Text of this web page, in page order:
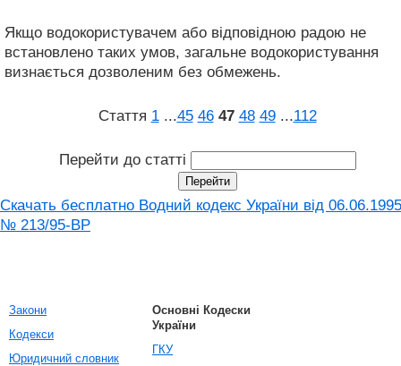
Якщо водокористувачем або відповідною радою не
встановлено таких умов, загальне водокористування
визнається дозволеним без обмежень.
Стаття 1 ...45 46 47 48 49 ...112
Перейти до статті
Скачать бесплатно Водний кодекс України від 06.06.1995
№ 213/95-ВР
Закони
Кодекси
Юридичний словник
Основні Кодески
України
ГКУ